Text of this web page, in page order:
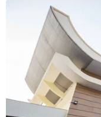
Trong bối cảnh
tăng thuế này có
của người dân,
trưởng kinh tế,
xét "sớm" tăng